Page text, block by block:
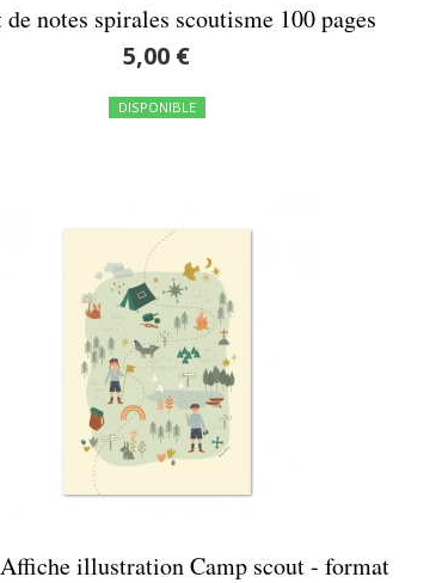
de notes spirales scoutisme 100 pages
5,00 €
DISPONIBLE
illustration Camp scout - format